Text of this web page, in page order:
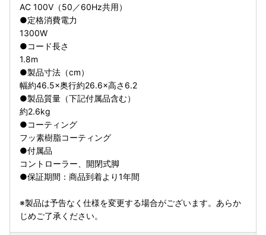
AC 100V（50／60Hz共用）
●定格消費電力
1300W
●コード長さ
1.8m
●製品寸法（cm）
幅約46.5×奥行約26.6×高さ6.2
●製品質量（下記付属品含む）
約2.6kg
●コーティング
フッ素樹脂コーティング
●付属品
コントローラー、開閉式脚
●保証期間：商品到着より1年間
※製品は予告なく仕様を変更する場合がございます。あらか
じめご了承ください。